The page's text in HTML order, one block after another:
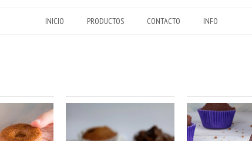
INICIO PRODUCTOS CONTACTO INFO